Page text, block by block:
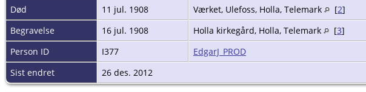
Død
11 jul. 1908 Værket, Ulefoss, Holla, Telemark [2]
Begravelse
16 jul. 1908 Holla kirkegård, Holla, Telemark [3]
Person ID
I377
EdgarJ_PROD
Sist endret
26 des. 2012